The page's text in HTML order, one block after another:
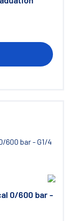
0/600 bar -